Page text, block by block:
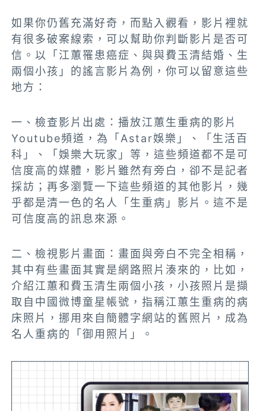
如果你仍舊充滿好奇，而點入觀看，影片裡就
有很多破案線索，可以幫助你判斷影片是否可
信。以「江蕙罹患癌症、與與費玉清結婚、生
兩個小孩」的謠言影片為例，你可以留意這些
地方：
一、檢查影片出處：播放江蕙生重病的影片
Youtube頻道，為「Astar娛樂」、「生活百
科」、「娛樂大玩家」等，這些頻道都不是可
信度高的媒體，影片雖然有旁白，卻不是記者
採訪；再多瀏覽一下這些頻道的其他影片，幾
乎都是清一色的名人「生重病」影片。這不是
可信度高的訊息來源。
二、檢視影片畫面：畫面與旁白不完全相稱，
其中有些畫面其實是網路照片湊來的，比如，
介紹江蕙和費玉清生兩個小孩，小孩照片是擷
取自中國微博童星帳號，指稱江蕙生重病的病
床照片，挪用來自簡體字網站的舊照片，成為
名人重病的「御用照片」。